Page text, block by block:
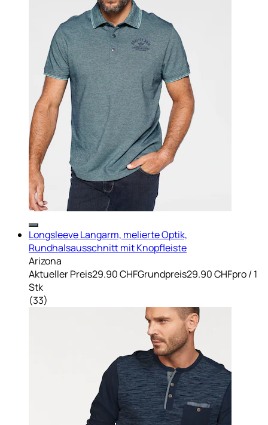
Longsleeve Langarm, melierte Optik,
Rundhalsausschnitt mit Knopfleiste
Arizona
Aktueller Preis29.90 CHFGrundpreis29.90 CHFpro/ 1
Stk
(33)